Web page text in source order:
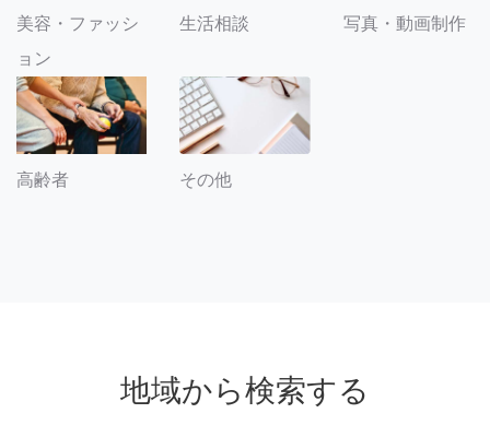
美容・ファッシ
ョン
生活相談 写真・動画制作
高齢者 その他
地域から検索する